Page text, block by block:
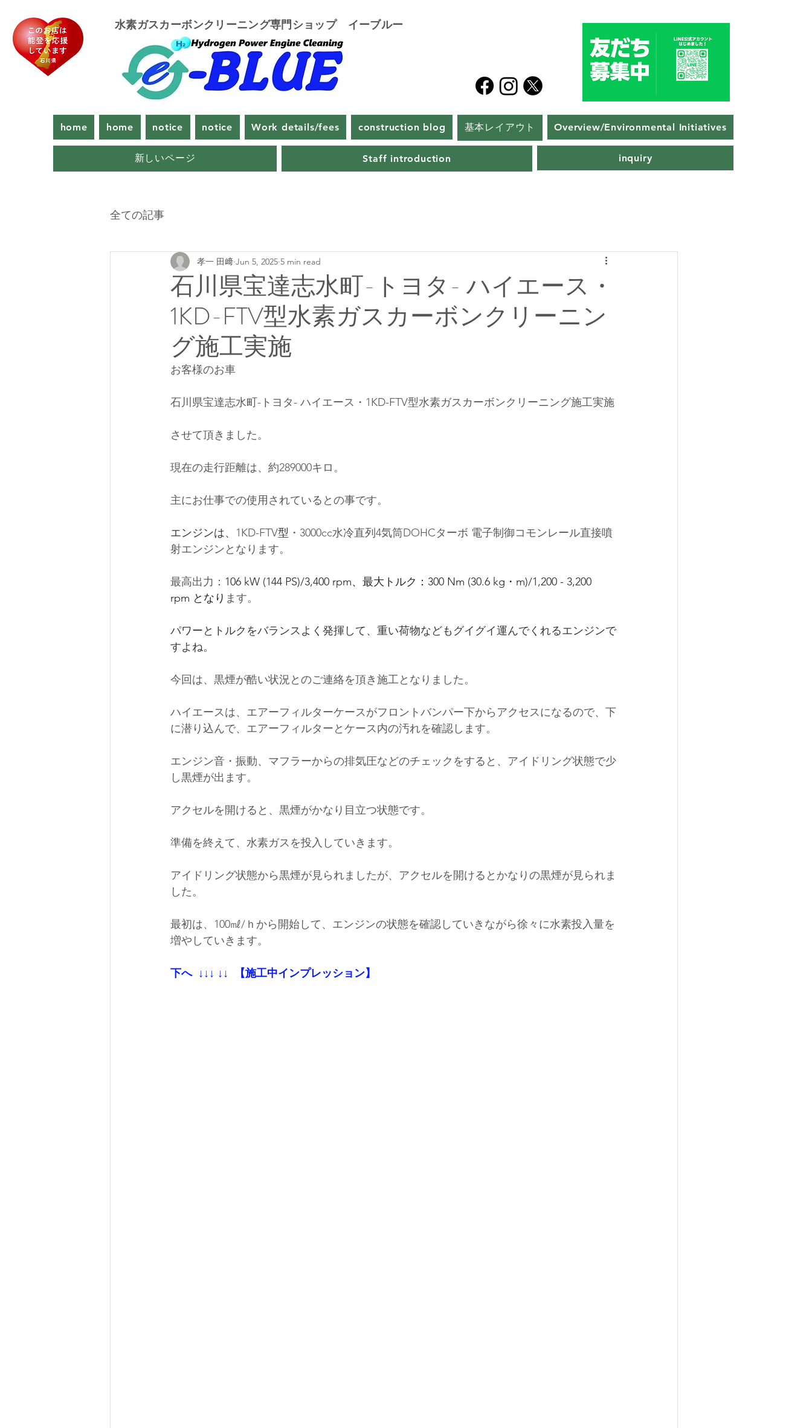
​水素ガスカーボンクリーニング専門ショップ イーブルー
home home notice notice Work details/fees construction blog 基本レイアウト Overview/Environmental Initiatives
新しいページ Staff introduction inquiry
全ての記事
石川県宝達志水町-トヨタ- ハイエース・
1KD-FTV型水素ガスカーボンクリーニン
グ施工実施
孝一 田﨑 Jun 5, 2025 5 min read
お客様のお車
石川県宝達志水町-トヨタ- ハイエース・1KD-FTV型水素ガスカーボンクリーニング施工実施
させて頂きました。
現在の走行距離は、約289000キロ。
主にお仕事での使用されているとの事です。
エンジンは、 1KD-FTV型 ・3000cc水冷直列4気筒DOHCターボ 電子制御コモンレール直接噴
射エンジンとなります。
最高出力： 106 kW (144 PS)/3,400 rpm、最大トルク： 300 Nm (30.6 kg・m)/1,200 - 3,200
rpm となり ます。
パワーとトルクをバランスよく発揮して、重い荷物などもグイグイ運んでくれるエンジンで
すよね。
今回は、 黒煙が酷い状況とのご連絡を頂き施工となりました。
ハイエースは、エアーフィルターケースがフロントバンパー下からアクセスになるので、下
に潜り込んで、エアーフィルターとケース内の汚れを確認します。
エンジン音・振動、マフラーからの排気圧などのチェックをすると、アイドリング状態で少
し黒煙が出ます。
アクセルを開けると、黒煙がかなり目立つ状態です。
準備を終えて、水素ガスを投入していきます。
アイドリング状態から黒煙が見られましたが、アクセルを開けるとかなりの黒煙が見られま
した。
最初は、100㎖/ｈから開始して、エンジンの状態を確認していきながら徐々に水素投入量を
増やしていきます。
下へ  ↓↓↓ ↓↓  【施工中インプレッション】